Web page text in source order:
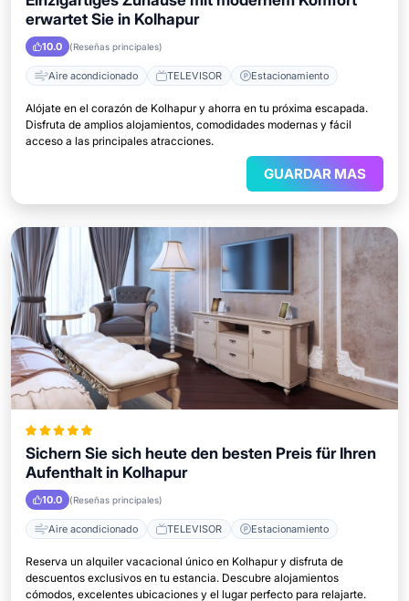
erwartet Sie in Kolhapur
10.0 (Reseñas principales)
Aire acondicionado TELEVISOR Estacionamiento
Alójate en el corazón de Kolhapur y ahorra en tu próxima escapada.
Disfruta de amplios alojamientos, comodidades modernas y fácil
acceso a las principales atracciones.
GUARDAR MAS
Sichern Sie sich heute den besten Preis für Ihren
Aufenthalt in Kolhapur
10.0 (Reseñas principales)
Aire acondicionado TELEVISOR Estacionamiento
Reserva un alquiler vacacional único en Kolhapur y disfruta de
descuentos exclusivos en tu estancia. Descubre alojamientos
cómodos, excelentes ubicaciones y el lugar perfecto para relajarte.